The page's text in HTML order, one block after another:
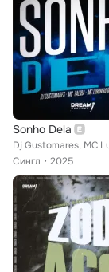
Sonho Dela
Сингл
2025